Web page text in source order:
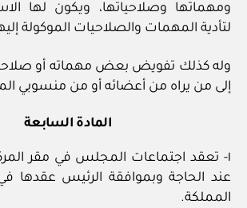
ومهماتها وصلاحياتها، ويكون لها
لتأدية المهمات والصلاحيات الموكولة
وله كذلك تفويض بعض مهماته أو
إلى من يراه من أعضائه أو من منسوبي
المادة السابعة
١- تعقد اجتماعات المجلس في مقر
عند الحاجة وبموافقة الرئيس عقدها
المملكة.